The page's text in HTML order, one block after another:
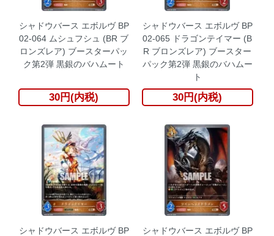
シャドウバース エボルヴ BP
02-064 ムシュフシュ (BR ブ
ロンズレア) ブースターパッ
ク第2弾 黒銀のバハムート
30円(内税)
シャドウバース エボルヴ BP
02-065 ドラゴンテイマー (B
R ブロンズレア) ブースター
パック第2弾 黒銀のバハムー
ト
30円(内税)
シャドウバース エボルヴ BP
シャドウバース エボルヴ BP